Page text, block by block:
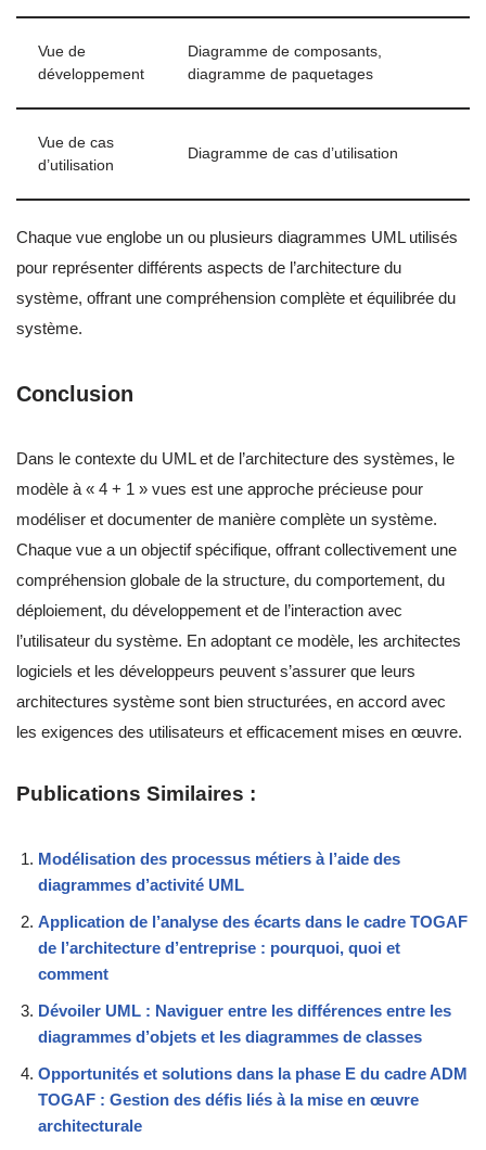
Vue de
développement
Diagramme de composants,
diagramme de paquetages
Vue de cas
d’utilisation
Diagramme de cas d’utilisation
Chaque vue englobe un ou plusieurs diagrammes UML utilisés
pour représenter différents aspects de l’architecture du
système, offrant une compréhension complète et équilibrée du
système.
Conclusion
Dans le contexte du UML et de l’architecture des systèmes, le
modèle à « 4 + 1 » vues est une approche précieuse pour
modéliser et documenter de manière complète un système.
Chaque vue a un objectif spécifique, offrant collectivement une
compréhension globale de la structure, du comportement, du
déploiement, du développement et de l’interaction avec
l’utilisateur du système. En adoptant ce modèle, les architectes
logiciels et les développeurs peuvent s’assurer que leurs
architectures système sont bien structurées, en accord avec
les exigences des utilisateurs et efficacement mises en œuvre.
Publications Similaires :
Modélisation des processus métiers à l’aide des
diagrammes d’activité UML
Application de l’analyse des écarts dans le cadre TOGAF
de l’architecture d’entreprise : pourquoi, quoi et
comment
Dévoiler UML : Naviguer entre les différences entre les
diagrammes d’objets et les diagrammes de classes
Opportunités et solutions dans la phase E du cadre ADM
TOGAF : Gestion des défis liés à la mise en œuvre
architecturale